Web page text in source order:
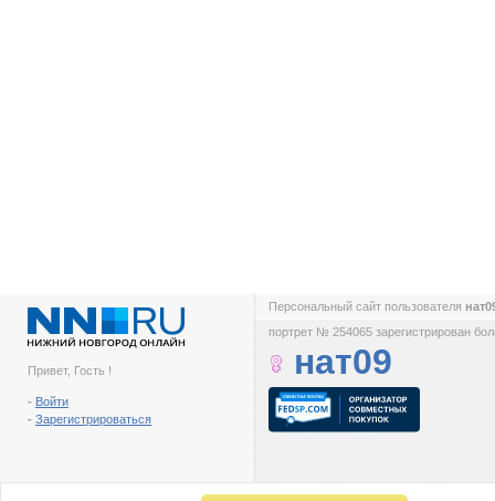
Привет, Гость !
- Войти
- Зарегистрироваться
Персональный сайт пользователя
портрет № 254065 зарегистрирован
нат09